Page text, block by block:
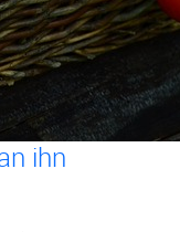
ihn